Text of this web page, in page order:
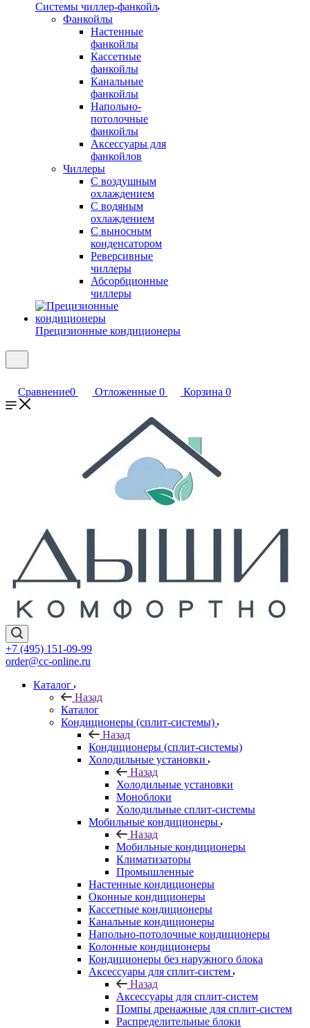
Системы чиллер-фанкойл
Фанкойлы
Настенные
фанкойлы
Кассетные
фанкойлы
Канальные
фанкойлы
Напольно-
потолочные
фанкойлы
Аксессуары для
фанкойлов
Чиллеры
С воздушным
охлаждением
С водяным
охлаждением
С выносным
конденсатором
Реверсивные
чиллеры
Абсорбционные
чиллеры
Прецизионные кондиционеры
Сравнение0 Отложенные 0 Корзина 0
+7 (495) 151-09-99
order@cc-online.ru
Каталог
Назад
Каталог
Кондиционеры (сплит-системы)
Назад
Кондиционеры (сплит-системы)
Холодильные установки
Назад
Холодильные установки
Моноблоки
Холодильные сплит-системы
Мобильные кондиционеры
Назад
Мобильные кондиционеры
Климатизаторы
Промышленные
Настенные кондиционеры
Оконные кондиционеры
Кассетные кондиционеры
Канальные кондиционеры
Напольно-потолочные кондиционеры
Колонные кондиционеры
Кондиционеры без наружного блока
Аксессуары для сплит-систем
Назад
Аксессуары для сплит-систем
Помпы дренажные для сплит-систем
Распределительные блоки